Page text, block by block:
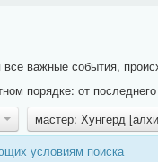
важные события,
порядке: от
мастер: Хунгерд
условиям поиска